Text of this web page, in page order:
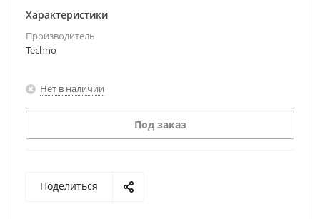
Характеристики
Производитель
Techno
Нет в наличии
Под заказ
Поделиться